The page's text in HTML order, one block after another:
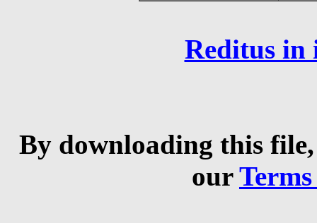
Reditus in
By downloading this
our